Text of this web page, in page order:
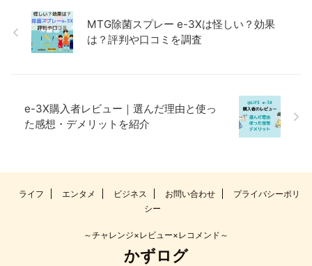
MTG除菌スプレー e-3Xは怪しい？効果
は？評判や口コミを調査
e-3X購入者レビュー｜選んだ理由と使っ
た感想・デメリットを紹介
ライフ エンタメ ビジネス お問い合わせ
プライバシーポリ
シー
～チャレンジ×レビュー×レコメンド～
かずログ